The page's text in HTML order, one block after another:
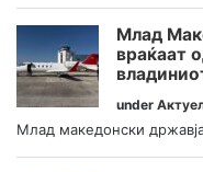
Млад
враќаат
under
Млад македонски